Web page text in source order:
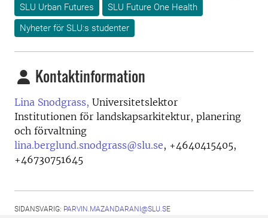
SLU Urban Futures
SLU Future One Health
Nyheter för SLU:s studenter
Kontaktinformation
Lina Snodgrass, Universitetslektor
Institutionen för landskapsarkitektur, planering
och förvaltning
lina.berglund.snodgrass@slu.se, +4640415405,
+46730751645
SIDANSVARIG: PARVIN.MAZANDARANI@SLU.SE